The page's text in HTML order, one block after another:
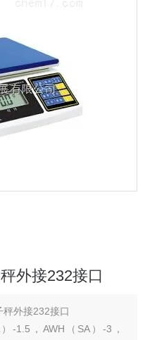
外接232接口
秤外接232接口
-1.5，AWH（SA）-3，